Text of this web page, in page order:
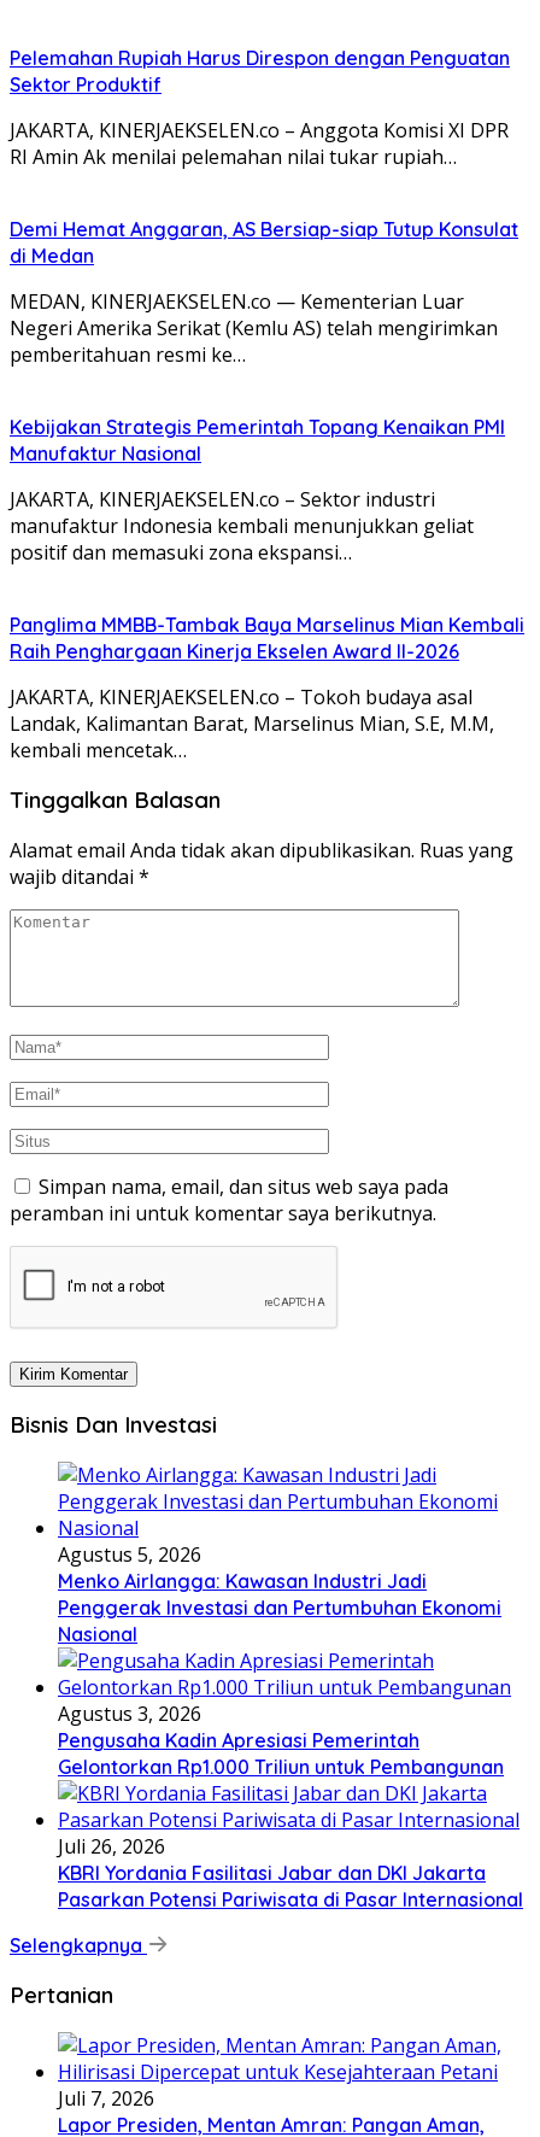
Pelemahan Rupiah Harus Direspon dengan Penguatan
Sektor Produktif
JAKARTA, KINERJAEKSELEN.co – Anggota Komisi XI DPR
RI Amin Ak menilai pelemahan nilai tukar rupiah…
Demi Hemat Anggaran, AS Bersiap-siap Tutup Konsulat
di Medan
MEDAN, KINERJAEKSELEN.co — Kementerian Luar
Negeri Amerika Serikat (Kemlu AS) telah mengirimkan
pemberitahuan resmi ke…
Kebijakan Strategis Pemerintah Topang Kenaikan PMI
Manufaktur Nasional
JAKARTA, KINERJAEKSELEN.co – Sektor industri
manufaktur Indonesia kembali menunjukkan geliat
positif dan memasuki zona ekspansi…
Panglima MMBB-Tambak Baya Marselinus Mian Kembali
Raih Penghargaan Kinerja Ekselen Award II-2026
JAKARTA, KINERJAEKSELEN.co – Tokoh budaya asal
Landak, Kalimantan Barat, Marselinus Mian, S.E, M.M,
kembali mencetak…
Tinggalkan Balasan
Alamat email Anda tidak akan dipublikasikan. Ruas yang
wajib ditandai *
Simpan nama, email, dan situs web saya pada
peramban ini untuk komentar saya berikutnya.
Bisnis Dan Investasi
Agustus 5, 2026
Menko Airlangga: Kawasan Industri Jadi
Penggerak Investasi dan Pertumbuhan Ekonomi
Nasional
Agustus 3, 2026
Pengusaha Kadin Apresiasi Pemerintah
Gelontorkan Rp1.000 Triliun untuk Pembangunan
Juli 26, 2026
KBRI Yordania Fasilitasi Jabar dan DKI Jakarta
Pasarkan Potensi Pariwisata di Pasar Internasional
Selengkapnya
Pertanian
Juli 7, 2026
Lapor Presiden, Mentan Amran: Pangan Aman,